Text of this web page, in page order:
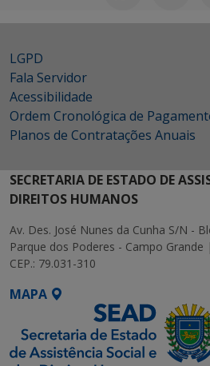
LGPD
Fala Servidor
Acessibilidade
Ordem Cronológica de
Planos de Contratações Anuais
SECRETARIA DE ESTADO DE
DIREITOS HUMANOS
Av. Des. José Nunes da Cunha S/N -
Parque dos Poderes - Campo Grande
CEP.: 79.031-310
MAPA